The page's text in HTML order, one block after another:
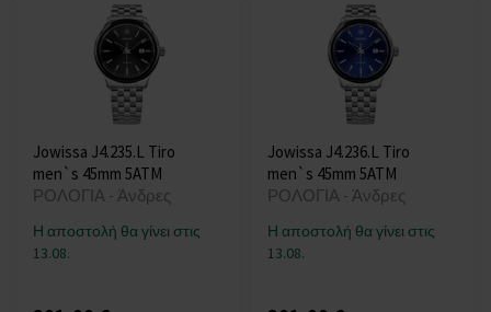
Jowissa J4.235.L Tiro
men`s 45mm 5ATM
ΡΟΛΟΓΙΑ - Άνδρες
Η αποστολή θα γίνει στις
13.08.
Jowissa J4.236.L Tiro
men`s 45mm 5ATM
ΡΟΛΟΓΙΑ - Άνδρες
Η αποστολή θα γίνει στις
13.08.